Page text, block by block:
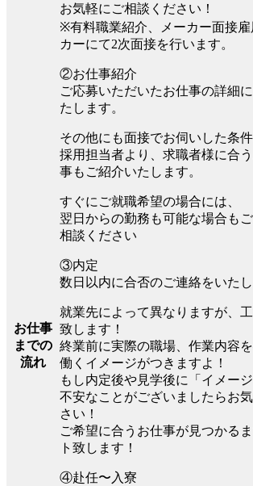
お仕事
までの
流れ
お気軽にご相談ください！
※有料職業紹介、メーカー面接
カーにて2次面接を行います。
②お仕事紹介
ご応募いただいたお仕事の詳細
たします。
その他にも面接でお伺いした条件
採用担当者より、求職者様に合
事もご紹介いたします。
すぐにご就職希望の場合には、
翌日からの勤務も可能な場合も
相談ください
③内定
数日以内に合否のご連絡をいたし
就業先によって異なりますが、
致します！
終業前に実際の職場、作業内容
働くイメージがつきますよ！
もし内定後や見学後に「イメー
不安なことがございましたらお
さい！
ご希望に合うお仕事が見つかる
ト致します！
④赴任〜入寮